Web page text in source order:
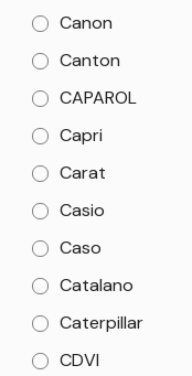
Canon
Canton
CAPAROL
Capri
Carat
Casio
Caso
Catalano
Caterpillar
CDVI